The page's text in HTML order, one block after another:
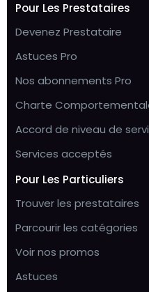
Pour Les Prestataires
Devenez Prestataire
Astuces Pro
Nos abonnements Pro
Charte
Accord de niveau de
Services acceptés
Pour Les Particuliers
Trouver les prestataires
Parcourir les catégories
Voir nos promos
Astuces